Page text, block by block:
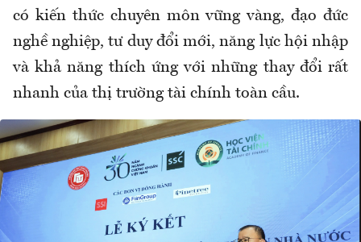
có kiến thức chuyên môn vững vàng, đạo đức
nghề nghiệp, tư duy đổi mới, năng lực hội nhập
và khả năng thích ứng với những thay đổi rất
nhanh của thị trường tài chính toàn cầu.